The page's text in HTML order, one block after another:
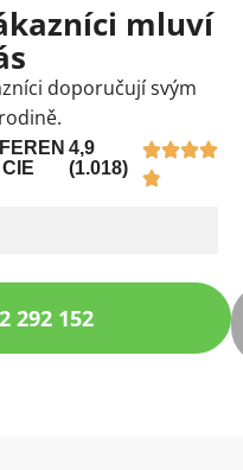
mluví
doporučují svým
CIE
4,9
(1.018)
292 152